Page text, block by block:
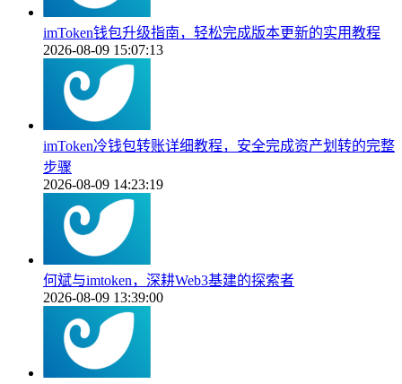
imToken钱包升级指南，轻松完成版本更新的实用教程
2026-08-09 15:07:13
imToken冷钱包转账详细教程，安全完成资产划转的完整
步骤
2026-08-09 14:23:19
何斌与imtoken，深耕Web3基建的探索者
2026-08-09 13:39:00